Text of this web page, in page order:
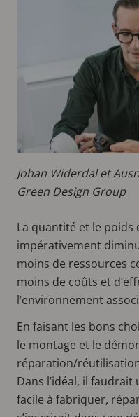
Johan Widerdal et
Green Design Group
La quantité et le poids
impérativement
moins de ressources
moins de coûts et
l’environnement
En faisant les bons
le montage et le
réparation/
Dans l’idéal, il
facile à fabriquer,